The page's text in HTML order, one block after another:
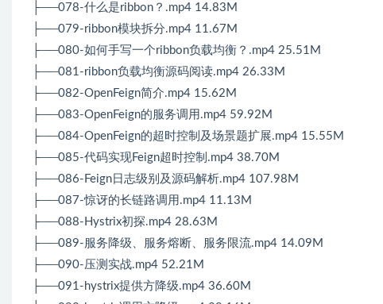
├──078-什么是ribbon？.mp4 14.83M
├──079-ribbon模块拆分.mp4 11.67M
├──080-如何手写一个ribbon负载均衡？.mp4 25.51M
├──081-ribbon负载均衡源码阅读.mp4 26.33M
├──082-OpenFeign简介.mp4 15.62M
├──083-OpenFeign的服务调用.mp4 59.92M
├──084-OpenFeign的超时控制及场景题扩展.mp4 15.55M
├──085-代码实现Feign超时控制.mp4 38.70M
├──086-Feign日志级别及源码解析.mp4 107.98M
├──087-惊讶的长链路调用.mp4 11.13M
├──088-Hystrix初探.mp4 28.63M
├──089-服务降级、服务熔断、服务限流.mp4 14.09M
├──090-压测实战.mp4 52.21M
├──091-hystrix提供方降级.mp4 36.60M